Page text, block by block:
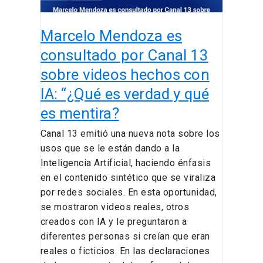
Marcelo Mendoza es
consultado por Canal 13
sobre videos hechos con
IA: “¿Qué es verdad y qué
es mentira?
Canal 13 emitió una nueva nota sobre los
usos que se le están dando a la
Inteligencia Artificial, haciendo énfasis
en el contenido sintético que se viraliza
por redes sociales. En esta oportunidad,
se mostraron videos reales, otros
creados con IA y le preguntaron a
diferentes personas si creían que eran
reales o ficticios. En las declaraciones
videos
con
IA:
“¿Qué
es
verdad
y
qué
es
mentira?